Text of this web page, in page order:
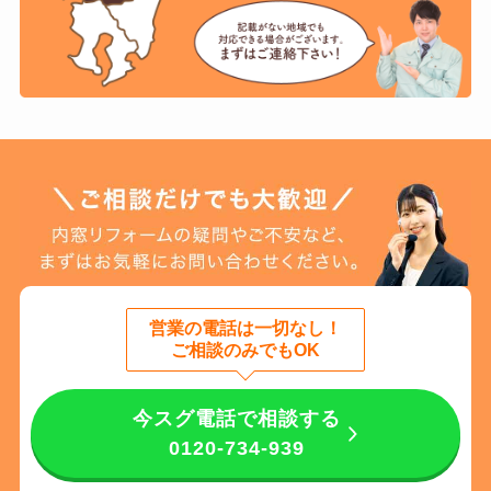
営業の電話は一切なし ！
ご相談のみでもOK
今スグ電話で相談する
0120-734-939